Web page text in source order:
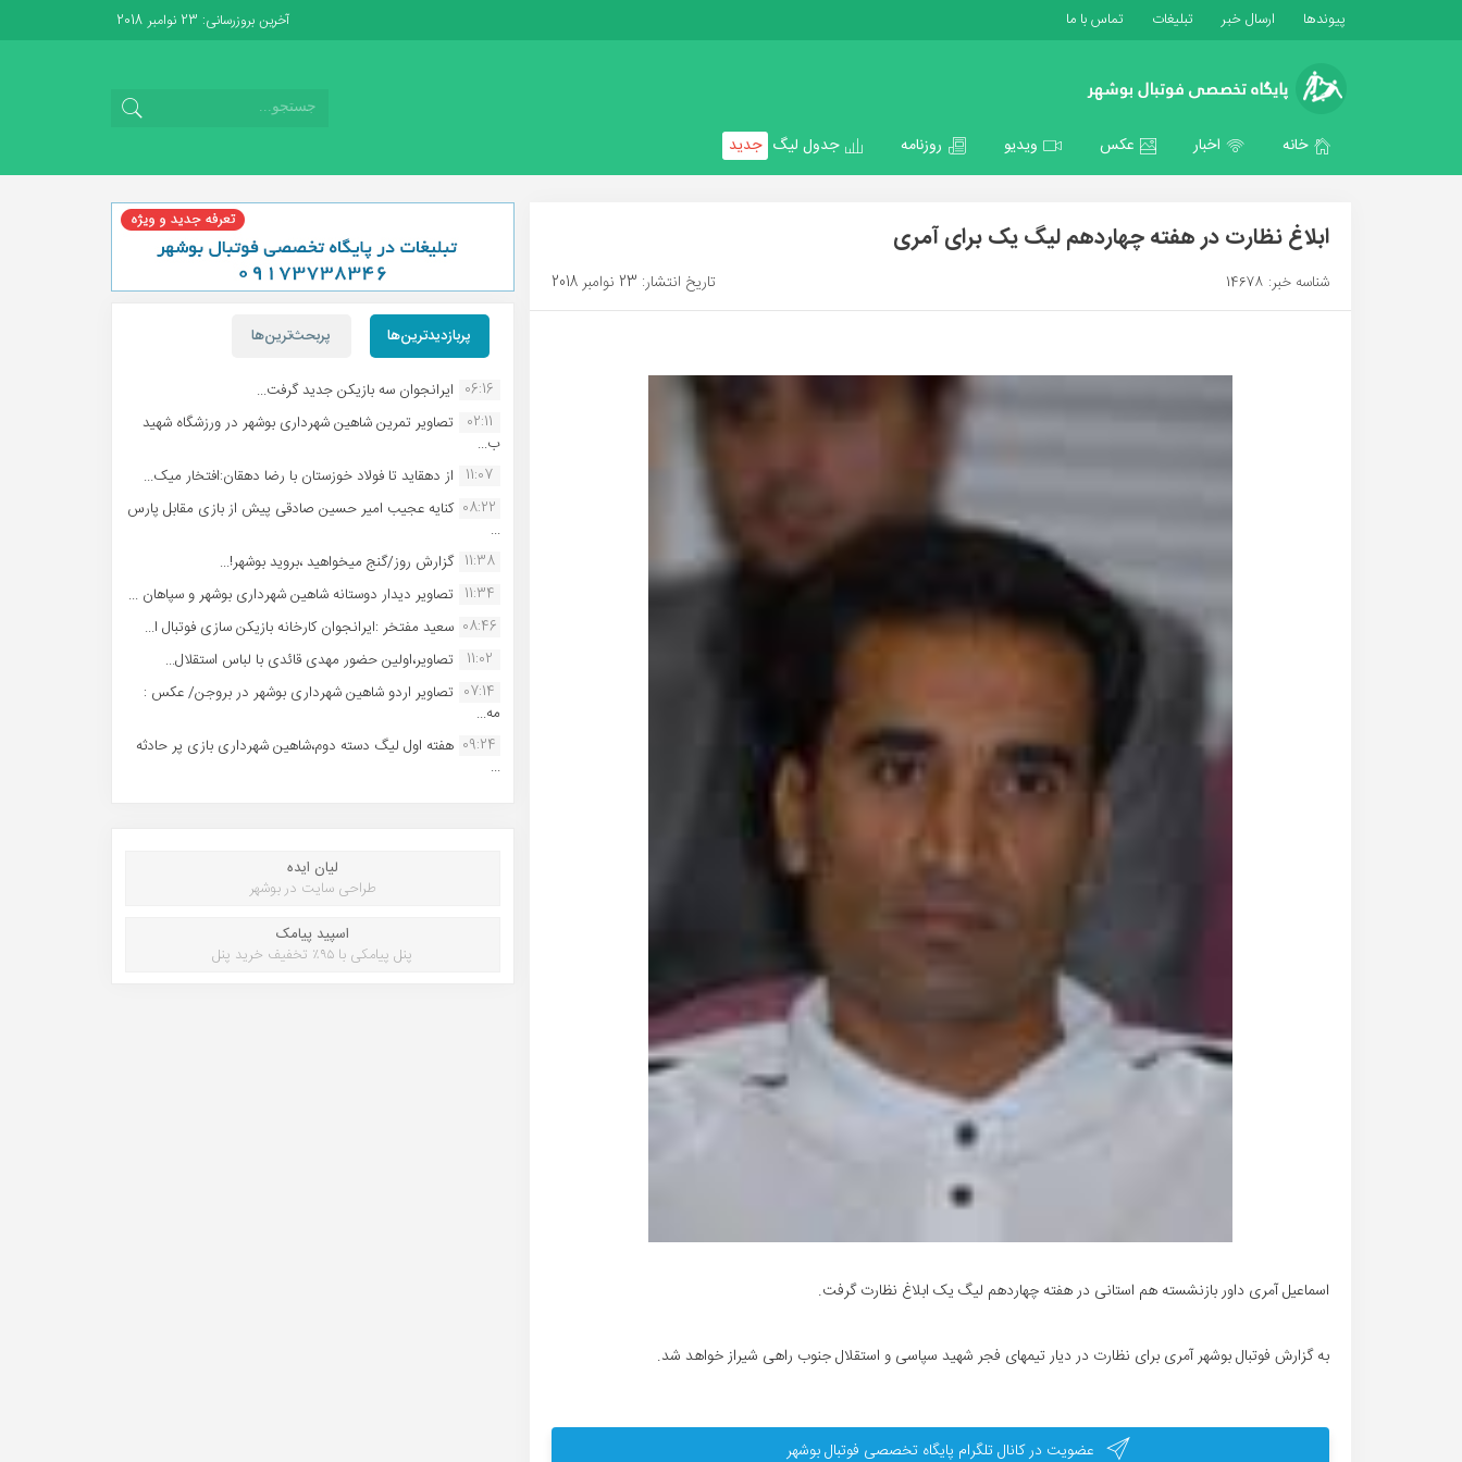
پیوندها ارسال خبر تبلیغات تماس با ما آخرین بروزرسانی: 23 نوامبر 2018
خانه اخبار عکس ویدیو روزنامه جدول لیگ جدید
ابلاغ نظارت در هفته چهاردهم لیگ یک برای آمری
شناسه خبر: 14678 تاریخ انتشار: 23 نوامبر 2018
اسماعیل آمری داور بازنشسته هم استانی در هفته چهاردهم لیگ یک ابلاغ نظارت گرفت.
به گزارش فوتبال بوشهر آمری برای نظارت در دیار تیمهای فجر شهید سپاسی و استقلال جنوب راهی شیراز خواهد شد.
عضویت در کانال تلگرام پایگاه تخصصی فوتبال بوشهر
پربازدیدترین‌ها پربحث‌ترین‌ها
06:16 ایرانجوان سه بازیکن جدید گرفت...
02:11
تصاویر تمرین شاهین شهردارى بوشهر در ورزشگاه شهید
ب...
11:07 از دهقاید تا فولاد خوزستان با رضا دهقان:افتخار میک...
08:22 کنایه عجیب امیر حسین صادقی پیش از بازی مقابل پارس
...
11:38 گزارش روز/گنج میخواهید ،بروید بوشهر!...
11:34 تصاویر دیدار دوستانه شاهین شهردارى بوشهر و سپاهان ...
08:46 سعید مفتخر :ایرانجوان کارخانه بازیکن سازی فوتبال ا...
11:02
تصاویر،اولین حضور مهدی قائدی با لباس استقلال...
07:14 تصاویر اردو شاهین شهرداری بوشهر در بروجن/ عکس :
مه...
09:24 هفته اول لیگ دسته دوم،شاهین شهرداری بازی پر حادثه
...
لیان ایده
طراحی سایت در بوشهر
اسپید پیامک
پنل پیامکی با ۹۵٪ تخفیف خرید پنل